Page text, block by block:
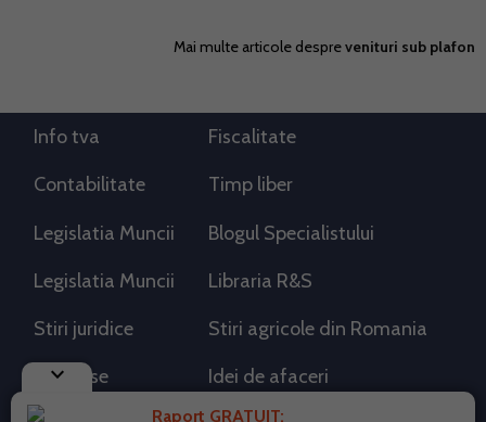
Mai multe articole desprevenituri sub plafon
keyboard_arrow_down
Raport GRATUIT:
Info tva Fiscalitate
Contabilitate Timp liber
Legislatia Muncii Blogul Specialistului
Legislatia Muncii Libraria R&S
Stiri juridice Stiri agricole din Romania
AdSense Idei de afaceri